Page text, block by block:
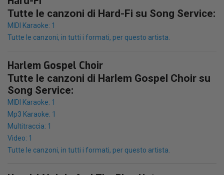
Tutte le canzoni di Hard-Fi su Song Service:
MIDI Karaoke: 1
Tutte le canzoni, in tutti i formati, per questo artista.
Harlem Gospel Choir
Tutte le canzoni di Harlem Gospel Choir su
Song Service:
MIDI Karaoke: 1
Mp3 Karaoke: 1
Multitraccia: 1
Video: 1
Tutte le canzoni, in tutti i formati, per questo artista.